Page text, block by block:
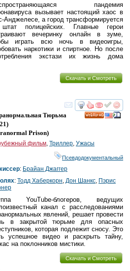
пандемия
вызывает настоящий хаос в
Анджелесе, а город трансформируется
полицейских. Главные герои
вечеринку онлайн в зуме,
играть всю ночь в видеоигры,
наркотики и спиртное. Но после
экстази их жизнь дома
Скачать и Смотреть
смотреть
Тюрьма
Prison)
фильм Триллер Ужасы
Псевдодокументальный
: Брайан Джаггер
: Тодд Хаберкорн Дон Шанкс Пэрис
YouTube-блогеров, ведущих
канал с расследованиями
явлений, решает провести
в закрытой тюрьме для опасных
которая подлежит сносу. Это
успешное видео и раскрыть тайну,
на поклонников мистики.
Скачать и Смотреть